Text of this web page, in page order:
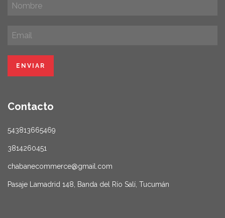
Contacto
543813665469
3814260451
chabanecommerce@gmail.com
Pasaje Lamadrid 148, Banda del Río Salí, Tucumán